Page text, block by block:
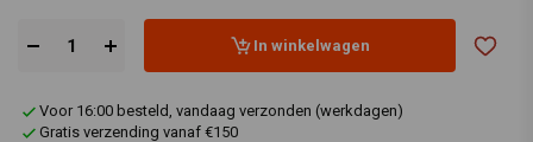
In winkelwagen
Voor 16:00 besteld, vandaag verzonden (werkdagen)
Gratis verzending vanaf €150